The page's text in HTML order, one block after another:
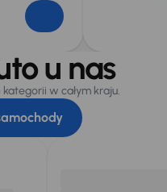
u nas
w całym kraju.